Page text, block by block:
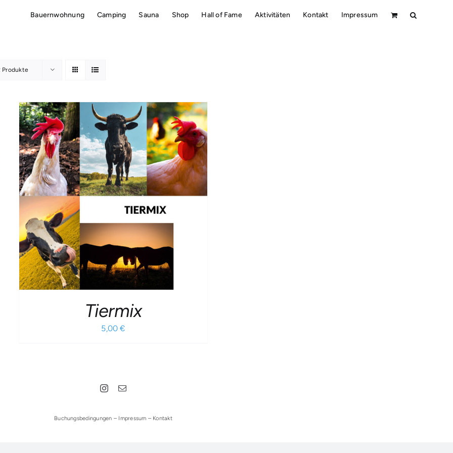
Bauernwohnung Camping Sauna Shop Hall of Fame Aktivitäten Kontakt Impressum
Produkte
Tiermix
5,00€
Buchungsbedingungen – Impressum – Kontakt